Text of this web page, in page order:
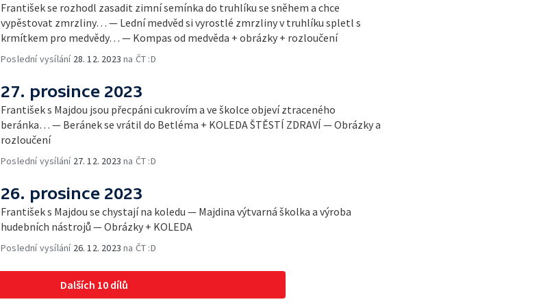
František se rozhodl zasadit zimní semínka do truhlíku se sněhem a chce
vypěstovat zmrzliny… — Lední medvěd si vyrostlé zmrzliny v truhlíku spletl s
krmítkem pro medvědy… — Kompas od medvěda + obrázky + rozloučení
Poslední vysílání 28. 12. 2023 na ČT :D
27. prosince 2023
František s Majdou jsou přecpáni cukrovím a ve školce objeví ztraceného
beránka… — Beránek se vrátil do Betléma + KOLEDA ŠTĚSTÍ ZDRAVÍ — Obrázky a
rozloučení
Poslední vysílání 27. 12. 2023 na ČT :D
26. prosince 2023
František s Majdou se chystají na koledu — Majdina výtvarná školka a výroba
hudebních nástrojů — Obrázky + KOLEDA
Poslední vysílání 26. 12. 2023 na ČT :D
Dalších 10 dílů